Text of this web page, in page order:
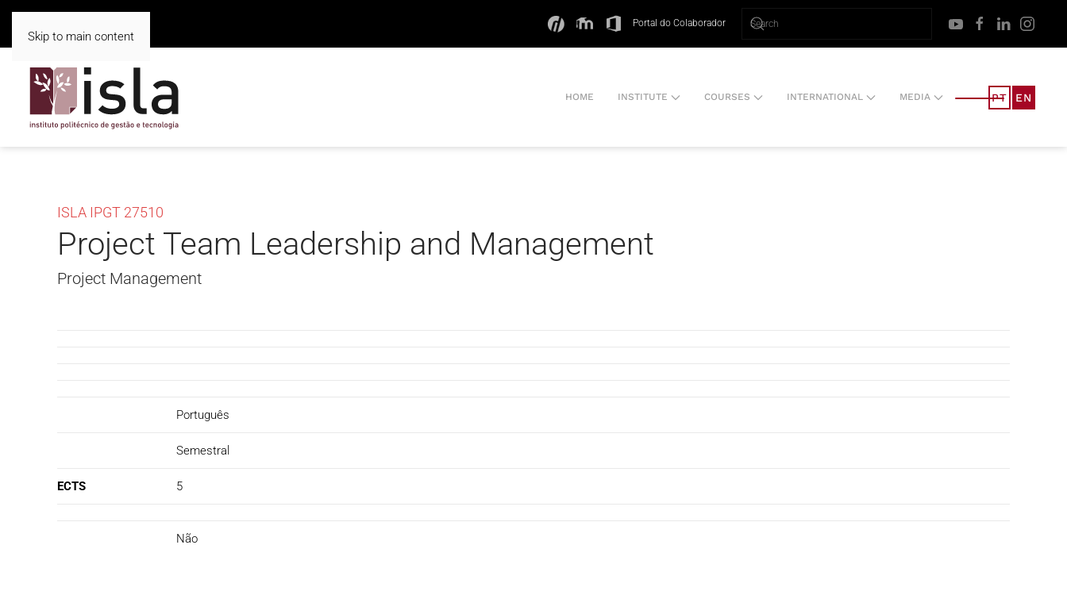
Skip to main content
Portal do Colaborador
HOME INSTITUTE COURSES INTERNATIONAL MEDIA PT EN
ISLA IPGT 27510
Project Team Leadership and Management
Project Management
Português
Semestral
ECTS 5
Não